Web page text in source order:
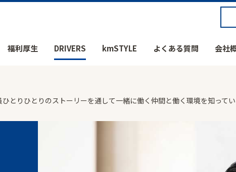
福利厚生 DRIVERS kmSTYLE よくある質問 会社
ひとりひとりのストーリーを通して一緒に働く仲間と働く環境を知って